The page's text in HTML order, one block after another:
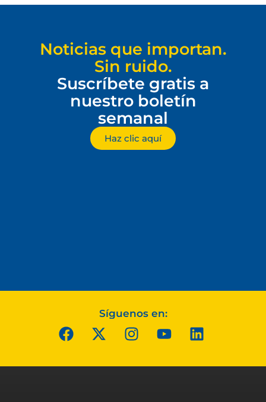
Noticias que importan.
Sin ruido.
Suscríbete gratis a
nuestro boletín
semanal
Haz clic aquí
Síguenos en: